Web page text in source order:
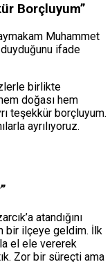
Borçluyum”
Muhammet
ifade
birlikte
doğası hem
teşekkür borçluyum.
ayrılıyoruz.
atandığını
bir ilçeye geldim. İlk
el ele vererek
Zor bir süreçti ama